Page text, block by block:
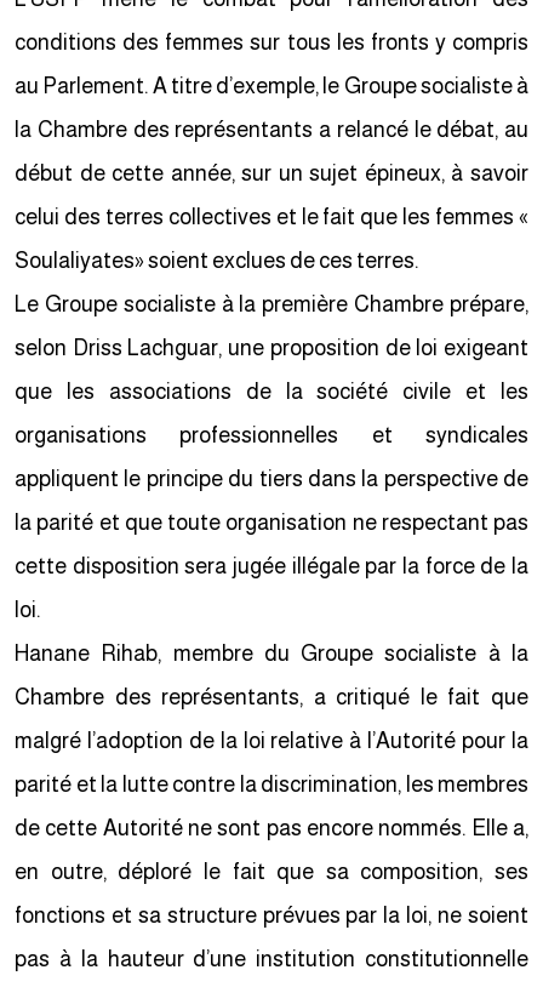
conditions des femmes sur tous les fronts y compris
au Parlement. A titre d’exemple, le Groupe socialiste à
la Chambre des représentants a relancé le débat, au
début de cette année, sur un sujet épineux, à savoir
celui des terres collectives et le fait que les femmes «
Soulaliyates» soient exclues de ces terres.
Le Groupe socialiste à la première Chambre prépare,
selon Driss Lachguar, une proposition de loi exigeant
que les associations de la société civile et les
organisations professionnelles et syndicales
appliquent le principe du tiers dans la perspective de
la parité et que toute organisation ne respectant pas
cette disposition sera jugée illégale par la force de la
loi.
Hanane Rihab, membre du Groupe socialiste à la
Chambre des représentants, a critiqué le fait que
malgré l’adoption de la loi relative à l’Autorité pour la
parité et la lutte contre la discrimination, les membres
de cette Autorité ne sont pas encore nommés. Elle a,
en outre, déploré le fait que sa composition, ses
fonctions et sa structure prévues par la loi, ne soient
pas à la hauteur d’une institution constitutionnelle